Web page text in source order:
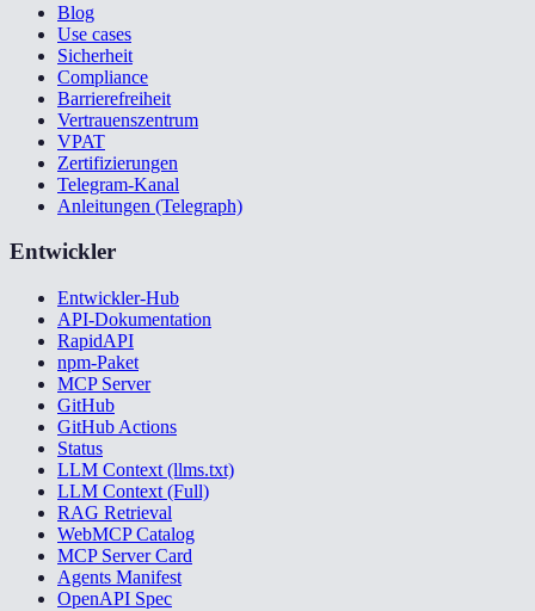
Blog
Use cases
Sicherheit
Compliance
Barrierefreiheit
Vertrauenszentrum
VPAT
Zertifizierungen
Telegram-Kanal
Anleitungen (Telegraph)
Entwickler
Entwickler-Hub
API-Dokumentation
RapidAPI
npm-Paket
MCP Server
GitHub
GitHub Actions
Status
LLM Context (llms.txt)
LLM Context (Full)
RAG Retrieval
WebMCP Catalog
MCP Server Card
Agents Manifest
OpenAPI Spec